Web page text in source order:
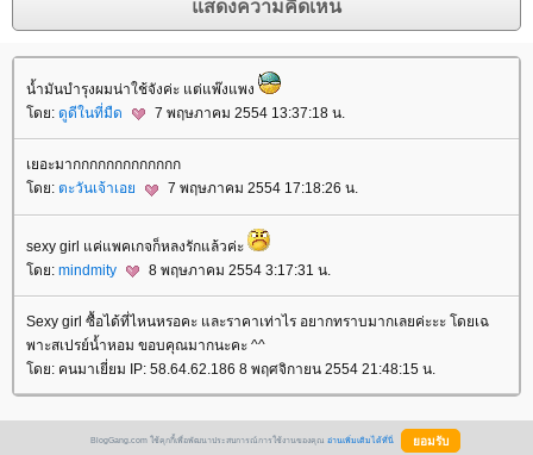
น้ำมันบำรุงผมน่าใช้จังค่ะ แต่แพ๊งแพง
ดย: ดูดีในที่มืด 7 พฤษภาคม 2554 13:37:18 น.
เยอะมากกกกกกกกกกกกก
ดย: ตะวันเจ้าเอ 7 พฤษภาคม 2554 17:18:26 น.
sexy girl แค่แพคเกจก็หลงรักแล้วค่ะ
ดย: mindmity 8 พฤษภาคม 2554 3:17:31 น.
Sexy girl ซื้อได้ที่ไหนหรอคะ และราคาเท่าไร อยากทราบมากเลยค่ะะะ โดยเฉ
พาะสเปรย์น้ำหอม ขอบคุณมากนะคะ ^^
ดย: คนมาเยี่ยม IP: 58.64.62.186 8 พฤศจิกายน 2554 21:48:15 น.
BlogGang.com ใช้คุกกี้เพื่อพัฒนาประสบการณ์การใช้งานของคุณ อ่านเพิ่มเติมได้ที่นี่